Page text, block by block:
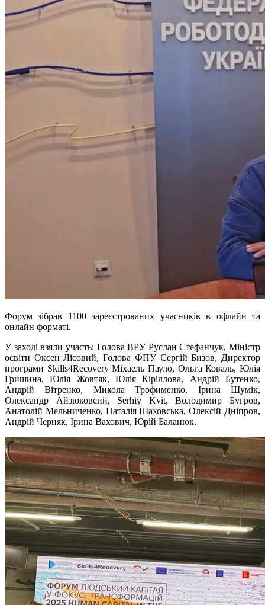
Форум зібрав 1100 зареєстрованих учасників в офлайн та
онлайн форматі.
У заході взяли участь: Голова ВРУ Руслан Стефанчук, Міністр
освіти Оксен Лісовий, Голова ФПУ Сергій Бизов, Директор
програми Skills4Recovery Міхаель Пауло, Ольга Коваль, Юлія
Гришина, Юлія Жовтяк, Юлія Кіріллова, Андрій Бутенко,
Андрій Вітренко, Микола Трофименко, Ірина Шумік,
Олександр Айзюковсий, Serhiy Kvit, Володимир Бугров,
Анатолій Мельниченко, Наталія Шаховська, Олексій Дніпров,
Андрій Черняк, Ірина Вахович, Юрій Баланюк.